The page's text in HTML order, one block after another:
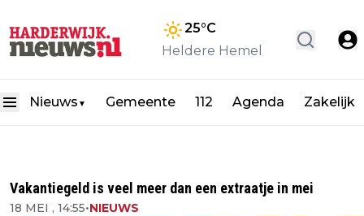
25°C
Heldere Hemel
Nieuws ▼ Gemeente 112 Agenda Zakelijk
Vakantiegeld is veel meer dan een extraatje in mei
18 MEI , 14:55•NIEUWS